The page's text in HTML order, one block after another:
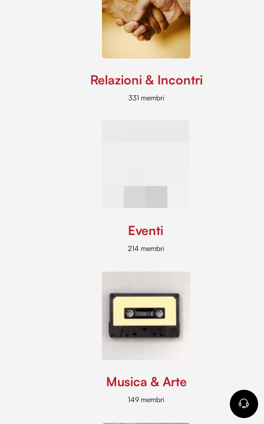
Relazioni & Incontri
331 membri
Eventi
214 membri
Musica & Arte
149 membri